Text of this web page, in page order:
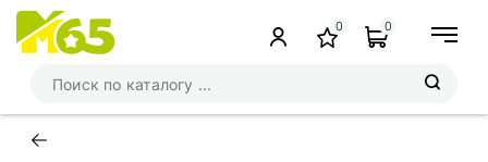
0 0
←